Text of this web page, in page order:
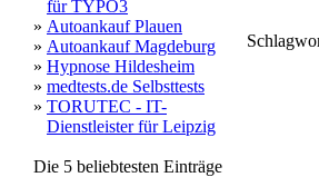
für TYPO3
» Autoankauf Plauen
» Autoankauf Magdeburg
» Hypnose Hildesheim
» medtests.de Selbsttests
» TORUTEC - IT-
Dienstleister für Leipzig
Die 5 beliebtesten Einträge